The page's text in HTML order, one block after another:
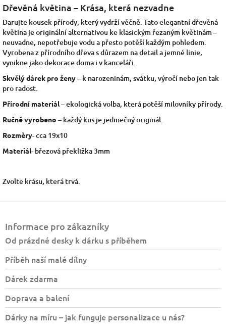
Dřevěná květina – Krása, která nezvadne
Darujte kousek přírody, který vydrží věčně. Tato elegantní dřevěná
květina je originální alternativou ke klasickým řezaným květinám –
neuvadne, nepotřebuje vodu a přesto potěší každým pohledem.
Vyrobena z přírodního dřeva s důrazem na detail a jemné linie,
vynikne jako dekorace doma i v kanceláři.
Skvělý dárek pro ženy– k narozeninám, svátku, výročí nebo jen tak
pro radost.
Přírodní materiál– ekologická volba, která potěší milovníky přírody.
Ručně vyrobeno – každý kus je jedinečný originál.
Rozměry- cca 19x10
Materiál- březová překližka 3mm
Zvolte krásu, která trvá.
Informace pro zákazníky
Od prázdné desky k dárku s příběhem
Příběh naší malé dílny
Dárek zdarma
Doprava a balení
Dárky na míru – jak funguje personalizace u nás?